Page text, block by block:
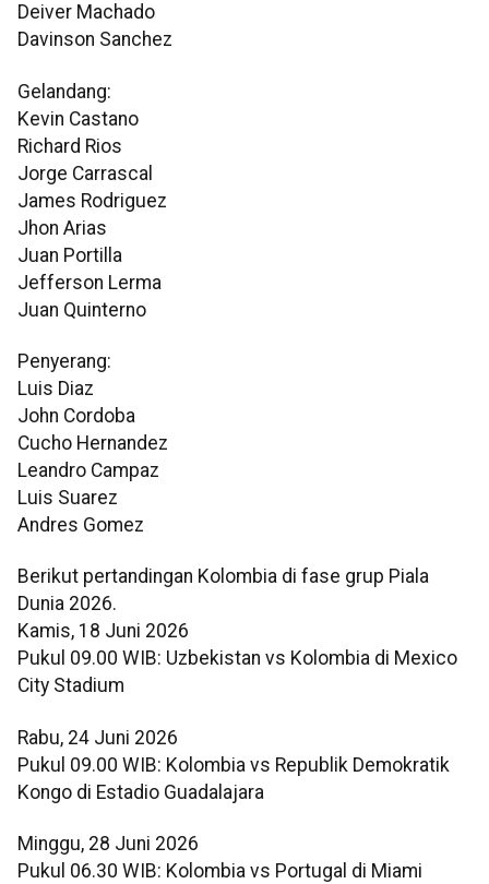
Deiver Machado
Davinson Sanchez
Gelandang:
Kevin Castano
Richard Rios
Jorge Carrascal
James Rodriguez
Jhon Arias
Juan Portilla
Jefferson Lerma
Juan Quinterno
Penyerang:
Luis Diaz
John Cordoba
Cucho Hernandez
Leandro Campaz
Luis Suarez
Andres Gomez
Berikut pertandingan Kolombia di fase grup Piala
Dunia 2026.
Kamis, 18 Juni 2026
Pukul 09.00 WIB: Uzbekistan vs Kolombia di Mexico
City Stadium
Rabu, 24 Juni 2026
Pukul 09.00 WIB: Kolombia vs Republik Demokratik
Kongo di Estadio Guadalajara
Minggu, 28 Juni 2026
Pukul 06.30 WIB: Kolombia vs Portugal di Miami